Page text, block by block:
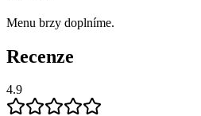
Menu brzy doplníme.
Recenze
4.9